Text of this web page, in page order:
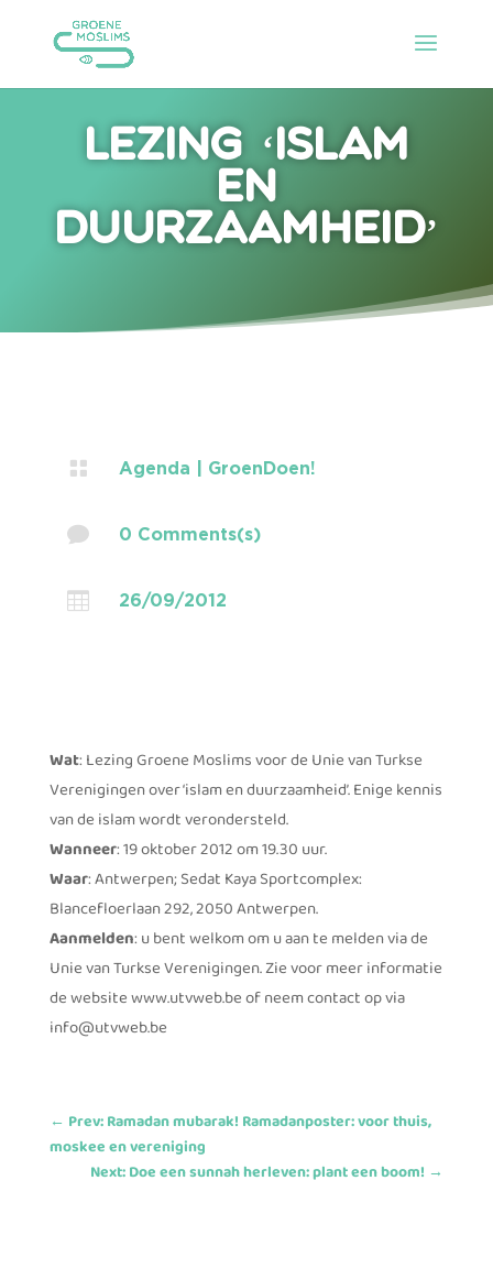
Lezing ‘islam
en
duurzaamheid’
 Agenda GroenDoen!
 0 Comments(s)
 26/09/2012
Wat: Lezing Groene Moslims voor de Unie van Turkse
Verenigingen over ‘islam en duurzaamheid’. Enige kennis
van de islam wordt verondersteld.
Wanneer: 19 oktober 2012 om 19.30 uur.
Waar: Antwerpen; Sedat Kaya Sportcomplex:
Blancefloerlaan 292, 2050 Antwerpen.
Aanmelden: u bent welkom om u aan te melden via de
Unie van Turkse Verenigingen. Zie voor meer informatie
de website www.utvweb.be of neem contact op via
info@utvweb.be
← Prev: Ramadan mubarak! Ramadanposter: voor thuis,
moskee en vereniging
Next: Doe een sunnah herleven: plant een boom! →